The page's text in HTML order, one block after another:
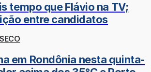
tempo que Flávio na TV;
entre candidatos
em Rondônia nesta quinta-